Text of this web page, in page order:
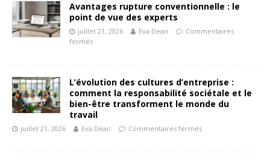
Avantages rupture conventionnelle : le
point de vue des experts
juillet 21, 2026 Eva Dean
Commentaires
fermés
L’évolution des cultures d’entreprise :
comment la responsabilité sociétale et le
bien-être transforment le monde du
travail
juillet 21, 2026 Eva Dean Commentaires fermés